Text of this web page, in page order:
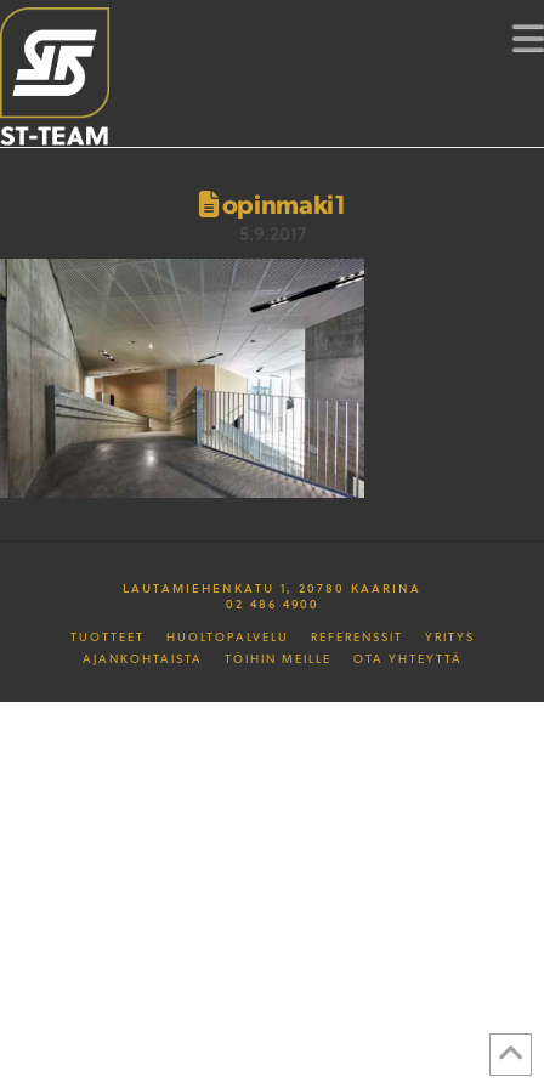
opinmaki1
LAUTAMIEHENKATU 1, 20780 KAARINA
02 486 4900
TUOTTEET HUOLTOPALVELU REFERENSSIT
YRITYS
AJANKOHTAISTA
TÖIHIN MEILLE OTA YHTEYTTÄ